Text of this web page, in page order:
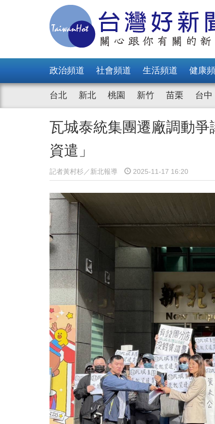
政治頻道 社會頻道 生活頻道 健康
台北 新北 桃園 新竹 苗栗 台中
瓦城泰統集團遷廠調動
資遣」
記者黃村杉／新北報導 2025-11-17 16:20